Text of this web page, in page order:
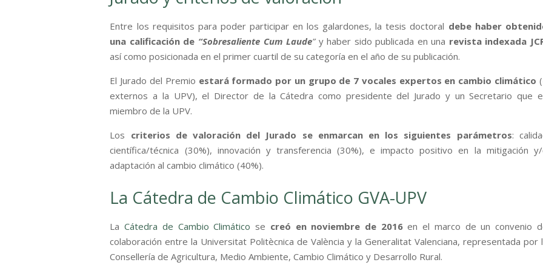
Entre los requisitos para poder participar en los galardones, la tesis doctoral debe haber
una calificación de “Sobresaliente Cum Laude”y haber sido publicada en una revista indexada
así como posicionada en el primer cuartil de su categoría en el año de su publicación.
El Jurado del Premio estará formado por un grupo de 7 vocales expertos en cambio climático
externos a la UPV), el Director de la Cátedra como presidente del Jurado y un Secretario que
miembro de la UPV.
Los criterios de valoración del Jurado se enmarcan en los siguientes parámetros:
científica/técnica (30%), innovación y transferencia (30%), e impacto positivo en la mitigación
adaptación al cambio climático (40%).
La Cátedra de Cambio Climático GVA-UPV
LaCátedra de Cambio Climático se creó en noviembre de 2016en el marco de un convenio
colaboración entre la Universitat Politècnica de València y la Generalitat Valenciana, representada por
Consellería de Agricultura, Medio Ambiente, Cambio Climático y Desarrollo Rural.